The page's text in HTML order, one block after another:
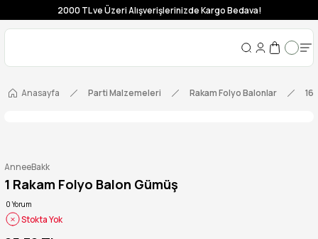
2000 TL ve Üzeri Alışverişlerinizde Kargo Bedava!
Anasayfa Parti Malzemeleri Rakam Folyo Balonlar
AnneeBakk
1 Rakam Folyo Balon Gümüş
0 Yorum
Stokta Yok